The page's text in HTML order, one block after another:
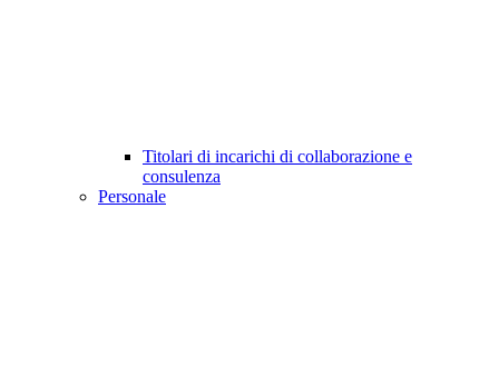
Titolari di incarichi di collaborazione e
consulenza
Personale